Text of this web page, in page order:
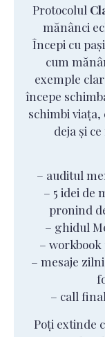
Protocolul
mănânci
Începi cu
cum
exemple
începe
schimbi viața,
deja și
– auditul
– 5 idei de
pronind
– ghidul
–
– mesaje
– call
Poți extinde